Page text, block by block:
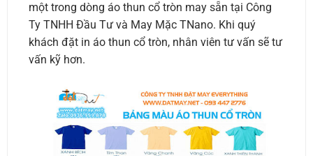
một trong dòng áo thun cổ tròn may sẵn tại Công
Ty TNHH Đầu Tư và May Mặc TNano. Khi quý
khách đặt in áo thun cổ tròn, nhân viên tư vấn sẽ tư
vấn kỹ hơn.